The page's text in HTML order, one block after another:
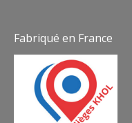
Fabriqué en France